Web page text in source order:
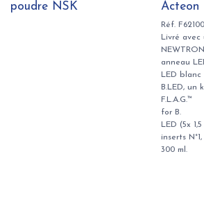
poudre NSK
Acteon
Réf. F62100
Livré avec
anneau
LED blanc
B.LED, un
F.L.A.G.™
for B.
LED (5x
inserts
300 ml.